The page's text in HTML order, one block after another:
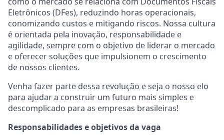
Eletrônicos (DFes), reduzindo horas operacionais,
conomizando custos e mitigando riscos. Nossa cultura
é orientada pela inovação, responsabilidade e
agilidade, sempre com o objetivo de liderar o mercado
e oferecer soluções que impulsionem o crescimento
de nossos clientes.
Venha fazer parte dessa revolução e seja o nosso elo
para ajudar a construir um futuro mais simples e
descomplicado para as empresas brasileiras!
Responsabilidades e objetivos da vaga